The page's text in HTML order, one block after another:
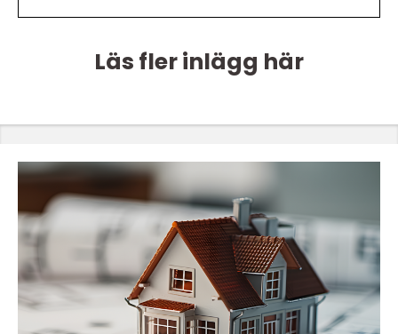
Läs fler inlägg här